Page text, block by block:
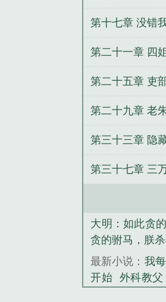
钓鱼娱乐
第十七章 没错
第二十一章 四
别跟我抢
第二十五章 吏
得上等
第二十九章 老
鸡开分店
第三十三章 隐
是要造反
第三十七章 三
大明：如此贪
贪的驸马，朕
最新小说： 我
开始
外科教父